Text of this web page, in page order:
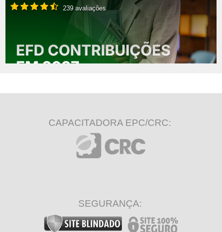
239 avaliações
CAPACITADORA EPC/CRC:
SEGURANÇA: